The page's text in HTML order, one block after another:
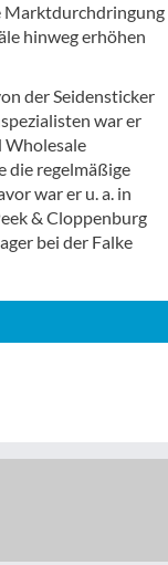
Marktdurchdringung
hinweg erhöhen
der Seidensticker
war er
Wholesale
die regelmäßige
war er u. a. in
& Cloppenburg
bei der Falke